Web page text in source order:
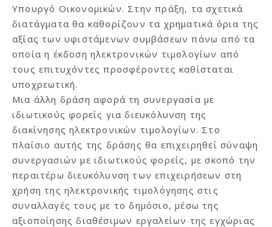
Υπουργό Οικονομικών. Στην πράξη, τα σχετικά
διατάγματα θα καθορίζουν τα χρηματικά όρια της
αξίας των υφιστάμενων συμβάσεων πάνω από τα
οποία η έκδοση ηλεκτρονικών τιμολογίων από
τους επιτυχόντες προσφέροντες καθίσταται
υποχρεωτική.
Μια άλλη δράση αφορά τη συνεργασία με
ιδιωτικούς φορείς για διευκόλυνση της
διακίνησης ηλεκτρονικών τιμολογίων. Στο
πλαίσιο αυτής της δράσης θα επιχειρηθεί σύναψη
συνεργασιών με ιδιωτικούς φορείς, με σκοπό την
περαιτέρω διευκόλυνση των επιχειρήσεων στη
χρήση της ηλεκτρονικής τιμολόγησης στις
συναλλαγές τους με το δημόσιο, μέσω της
αξιοποίησης διαθέσιμων εργαλείων της εγχώριας